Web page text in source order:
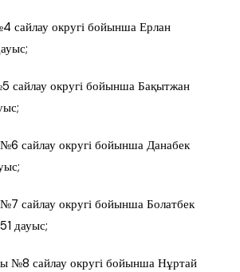
сайлау округі бойынша Ерлан
сайлау округі бойынша Бақытжан
сайлау округі бойынша Данабек
сайлау округі бойынша Болатбек
дауыс;
№8 сайлау округі бойынша Нұртай